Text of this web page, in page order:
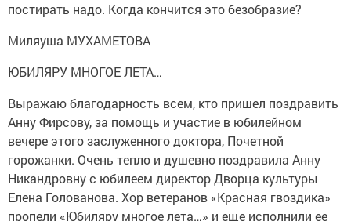
постирать надо. Когда кончится это безобразие?
Миляуша МУХАМЕТОВА
ЮБИЛЯРУ МНОГОЕ ЛЕТА…
Выражаю благодарность всем, кто пришел поздравить
Анну Фирсову, за помощь и участие в юбилейном
вечере этого заслуженного доктора, Почетной
горожанки. Очень тепло и душевно поздравила Анну
Никандровну с юбилеем директор Дворца культуры
Елена Голованова. Хор ветеранов «Красная гвоздика»
пропели «Юбиляру многое лета…» и еще исполнили ее